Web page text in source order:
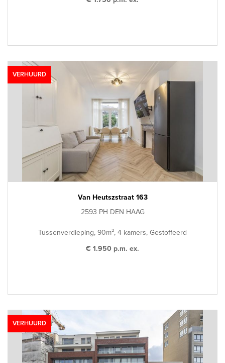
VERHUURD
Van Heutszstraat 163
2593 PH DEN HAAG
Tussenverdieping, 90m², 4 kamers, Gestoffeerd
€ 1.950 p.m. ex.
VERHUURD